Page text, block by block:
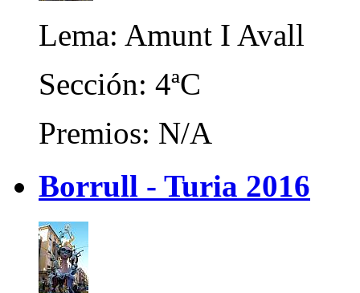
Lema: Amunt I Avall
Sección: 4ªC
Premios: N/A
Borrull - Turia 2016